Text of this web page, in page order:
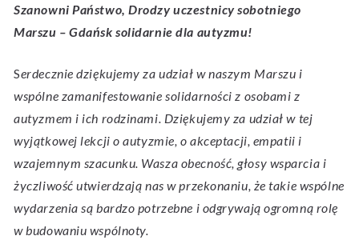
Szanowni Państwo, Drodzy uczestnicy sobotniego
Marszu – Gdańsk solidarnie dla autyzmu!
Serdecznie dziękujemy za udział w naszym Marszu i
wspólne zamanifestowanie solidarności z osobami z
autyzmem i ich rodzinami. Dziękujemy za udział w tej
wyjątkowej lekcji o autyzmie, o akceptacji, empatii i
wzajemnym szacunku. Wasza obecność, głosy wsparcia i
życzliwość utwierdzają nas w przekonaniu, że takie wspólne
wydarzenia są bardzo potrzebne i odgrywają ogromną rolę
w budowaniu wspólnoty.